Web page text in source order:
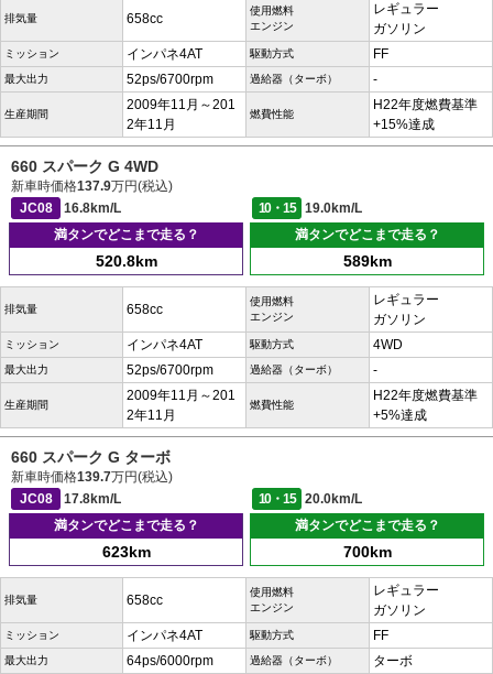
排気量 658cc
使用燃料
エンジン
レギュラー
ガソリン
ミッション インパネ4AT 駆動方式 FF
最大出力 52ps/6700rpm 過給器（ターボ） -
生産期間
2009年11月～201
2年11月
燃費性能
H22年度燃費基準
+15%達成
660 スパーク G 4WD
新車時価格137.9万円(税込)
JC08
16.8km/L 10・15
19.0km/L
満タンでどこまで走る？
520.8km
満タンでどこまで走る？
589km
排気量 658cc
使用燃料
エンジン
レギュラー
ガソリン
ミッション インパネ4AT 駆動方式 4WD
最大出力 52ps/6700rpm 過給器（ターボ） -
生産期間
2009年11月～201
2年11月
燃費性能
H22年度燃費基準
+5%達成
660 スパーク G ターボ
新車時価格139.7万円(税込)
JC08
17.8km/L 10・15
20.0km/L
満タンでどこまで走る？
623km
満タンでどこまで走る？
700km
排気量 658cc
使用燃料
エンジン
レギュラー
ガソリン
ミッション インパネ4AT 駆動方式 FF
最大出力 64ps/6000rpm 過給器（ターボ） ターボ